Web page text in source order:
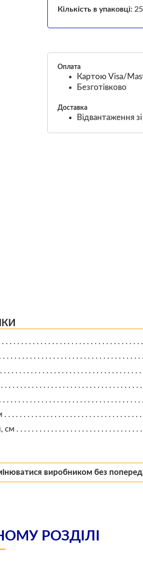
Кількість в упаковці:
Оплата
Картою Visa/
Безготівково
Доставка
Відвантаження
см
виробником без
РОЗДІЛІ